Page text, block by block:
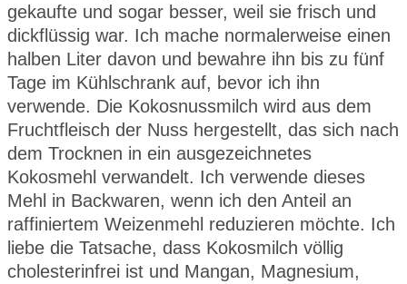
gekaufte und sogar besser, weil sie frisch und
dickflüssig war. Ich mache normalerweise einen
halben Liter davon und bewahre ihn bis zu fünf
Tage im Kühlschrank auf, bevor ich ihn
verwende. Die Kokosnussmilch wird aus dem
Fruchtfleisch der Nuss hergestellt, das sich nach
dem Trocknen in ein ausgezeichnetes
Kokosmehl verwandelt. Ich verwende dieses
Mehl in Backwaren, wenn ich den Anteil an
raffiniertem Weizenmehl reduzieren möchte. Ich
liebe die Tatsache, dass Kokosmilch völlig
cholesterinfrei ist und Mangan, Magnesium,